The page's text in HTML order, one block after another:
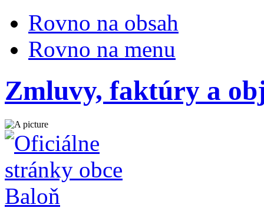
Rovno na obsah
Rovno na menu
Zmluvy, faktúry a